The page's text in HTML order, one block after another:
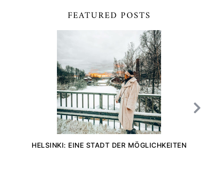
FEATURED POSTS
HELSINKI: EINE STADT DER MÖGLICHKEITEN